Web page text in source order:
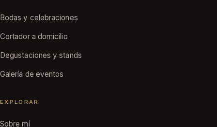
Bodas y celebraciones
Cortador a domicilio
Degustaciones y stands
Galería de eventos
EXPLORAR
Sobre mí